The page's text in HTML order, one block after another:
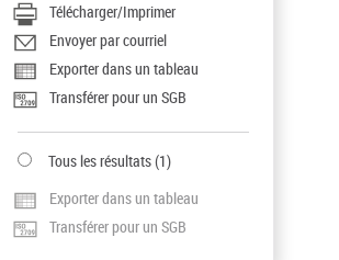
Télécharger/Imprimer
Envoyer par courriel
Exporter dans un tableau
Transférer pour un SGB
Tous les résultats(1)
Exporter dans un tableau
Transférer pour un SGB